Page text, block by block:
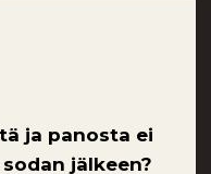
ja panosta ei
jälkeen?